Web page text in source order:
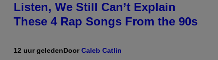
Listen, We Still Can’t Explain
These 4 Rap Songs From the 90s
12 uur geledenDoorCaleb Catlin